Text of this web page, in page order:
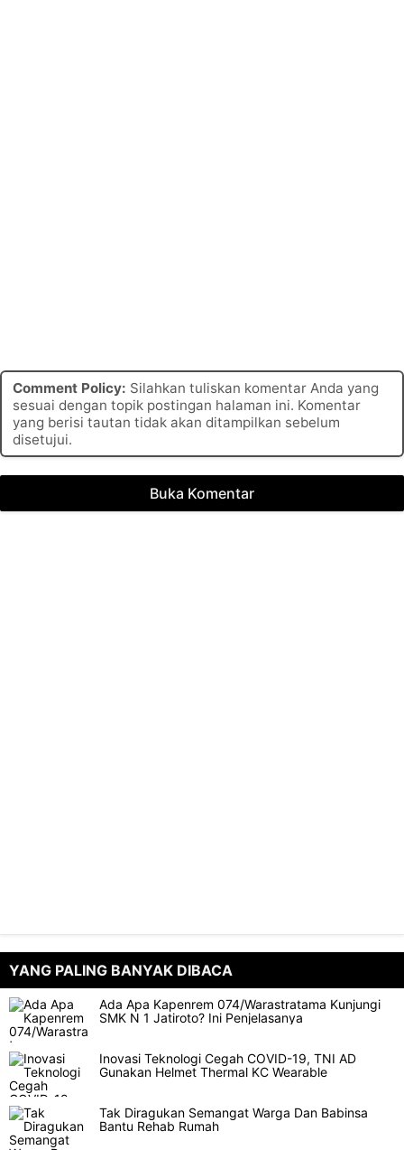
Comment Policy: Silahkan tuliskan komentar Anda yang
sesuai dengan topik postingan halaman ini. Komentar
yang berisi tautan tidak akan ditampilkan sebelum
disetujui.
Buka Komentar
YANG PALING BANYAK DIBACA
Ada Apa Kapenrem 074/Warastratama Kunjungi
SMK N 1 Jatiroto? Ini Penjelasanya
Inovasi Teknologi Cegah COVID-19, TNI AD
Gunakan Helmet Thermal KC Wearable
Tak Diragukan Semangat Warga Dan Babinsa
Bantu Rehab Rumah